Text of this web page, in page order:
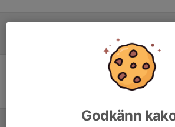
Ingen uppställning ifylld
Godkänn